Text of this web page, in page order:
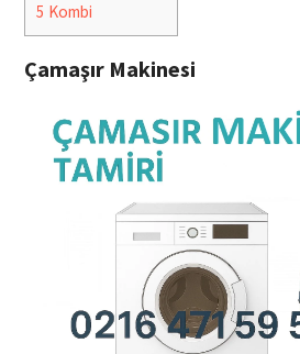
5 Kombi
Çamaşır Makinesi